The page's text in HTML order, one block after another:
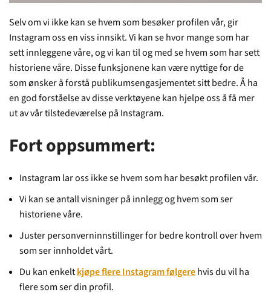
Selv om vi ikke kan se hvem som besøker profilen vår, gir
Instagram oss en viss innsikt. Vi kan se hvor mange som har
sett innleggene våre, og vi kan til og med se hvem som har sett
historiene våre. Disse funksjonene kan være nyttige for de
som ønsker å forstå publikumsengasjementet sitt bedre. Å ha
en god forståelse av disse verktøyene kan hjelpe oss å få mer
ut av vår tilstedeværelse på Instagram.
Fort oppsummert:
Instagram lar oss ikke se hvem som har besøkt profilen vår.
Vi kan se antall visninger på innlegg og hvem som ser
historiene våre.
Juster personverninnstillinger for bedre kontroll over hvem
som ser innholdet vårt.
Du kan enkeltkjøpe flere Instagram følgerehvis du vil ha
flere som ser din profil.